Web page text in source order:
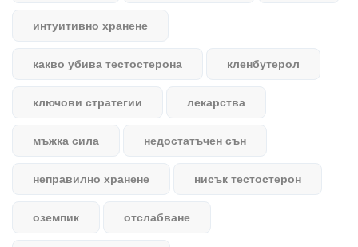
интуитивно хранене
какво убива тестостерона кленбутерол
ключови стратегии лекарства
мъжка сила недостатъчен сън
неправилно хранене нисък тестостерон
оземпик отслабване